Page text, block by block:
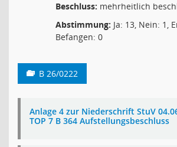
Beschluss: mehrheitlich
Abstimmung: Ja: 13, Nein: 1,
Befangen: 0
B 26/0222
Anlage 4 zur Niederschrift StuV
TOP 7 B 364 Aufstellungsbeschluss